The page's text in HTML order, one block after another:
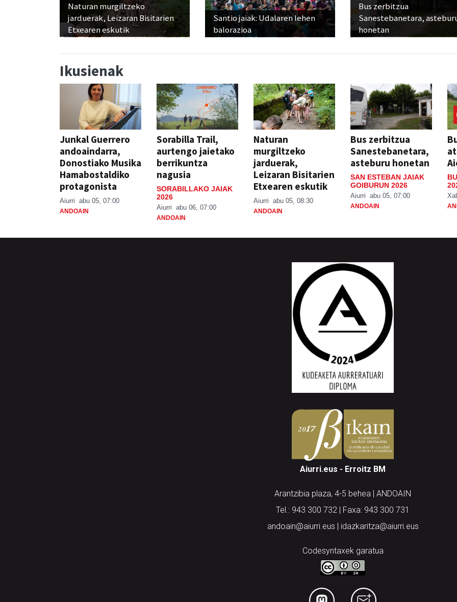
Naturan murgiltzeko
jarduerak, Leizaran Bisitarien
Etxearen eskutik
Santio jaiak: Udalaren lehen
balorazioa
Bus zerbitzua
Sanestebanetara,
honetan
Ikusienak
Junkal Guerrero
andoaindarra,
Donostiako Musika
Hamabostaldiko
protagonista
Aiurri abu 05, 07:00
ANDOAIN
Sorabilla Trail,
aurtengo jaietako
berrikuntza
nagusia
SORABILLAKO JAIAK
2026
Aiurri abu 06, 07:00
ANDOAIN
Naturan
murgiltzeko
jarduerak,
Leizaran Bisitarien
Etxearen eskutik
Aiurri abu 05, 08:30
ANDOAIN
Bus zerbitzua
Sanestebanetara,
asteburu honetan
SAN ESTEBAN JAIAK
GOIBURUN 2026
Aiurri abu 05, 07:00
ANDOAIN
Aiurri.eus - Erroitz BM
Arantzibia plaza, 4-5 behea | ANDOAIN
Tel.: 943 300 732 | Faxa: 943 300 731
andoain@aiurri.eus | idazkaritza@aiurri.eus
Codesyntaxek garatua